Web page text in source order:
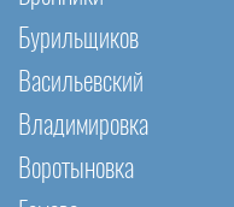
Бурильщиков
Васильевский
Владимировка
Воротыновка